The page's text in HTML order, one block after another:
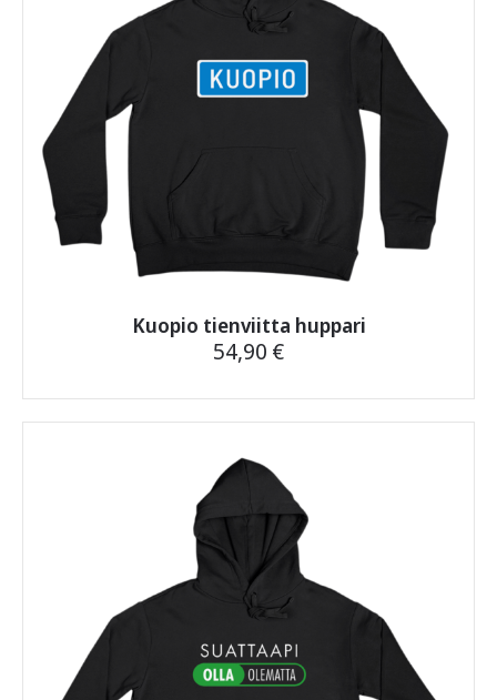
Kuopio tienviitta huppari
54,90 €
tuotteella
useampi
muunnelma.
Voit
tehdä
valinnat
tuotteen
sivulla.